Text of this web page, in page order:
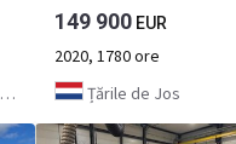
149 900EUR
2020, 1780 ore
Țările de Jos